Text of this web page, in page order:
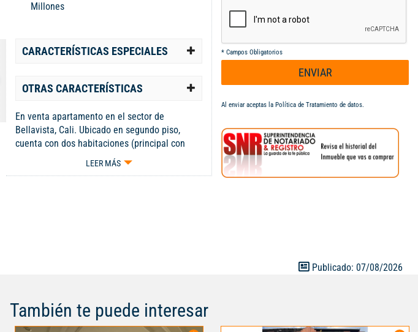
Millones
CARACTERÍSTICAS ESPECIALES
OTRAS CARACTERÍSTICAS
En venta apartamento en el sector de
Bellavista, Cali. Ubicado en segundo piso,
cuenta con dos habitaciones (principal con
vestier y baño privado), baño auxiliar, sala
comedor amplia, balcón, cocina integral, zona
LEER MÁS
* Campos Obligatorios
ENVIAR
Al enviar aceptas la Política de Tratamiento de datos.
Publicado: 07/08/2026
También te puede interesar